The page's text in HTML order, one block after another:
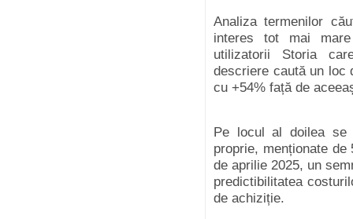
Analiza termenilor
interes tot mai
utilizatorii Storia
descriere caută un loc
cu +54% față de
Pe locul al doilea se
proprie, menționate
de aprilie 2025, un
predictibilitatea
de achiziție.